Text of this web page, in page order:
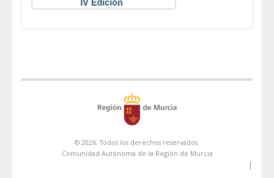
© 2026. Todos los derechos reservados.
Comunidad Autónoma de la Región de Murcia
|